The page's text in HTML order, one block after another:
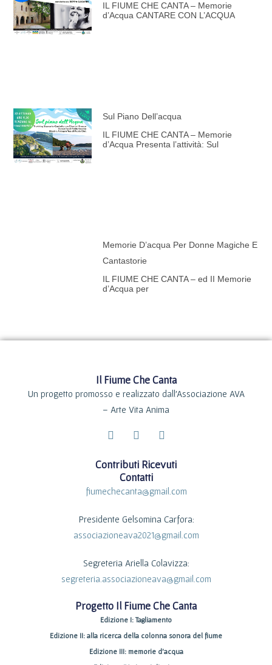
IL FIUME CHE CANTA – Memorie
d’Acqua CANTARE CON L’ACQUA
Sul Piano Dell’acqua
IL FIUME CHE CANTA – Memorie
d’Acqua Presenta l’attività: Sul
Memorie D’acqua Per Donne Magiche E
Cantastorie
IL FIUME CHE CANTA – ed II Memorie
d’Acqua per
Il Fiume Che Canta
Un progetto promosso e realizzato dall’Associazione AVA
– Arte Vita Anima
F
e
o
-
f
I
t
a
g
m
Y
t
b
Contributi Ricevuti
Contatti
fiumechecanta@gmail.com
Presidente Gelsomina Carfora:
associazioneava2021@gmail.com
Segreteria Ariella Colavizza:
segreteria.associazioneava@gmail.com
Progetto Il Fiume Che Canta
Edizione I: Tagliamento
Edizione II: alla ricerca della colonna sonora del fiume
Edizione III: memorie d’acqua